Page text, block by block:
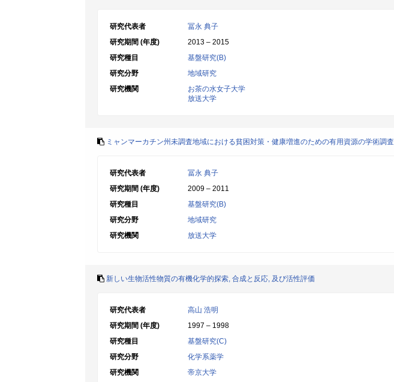
研究代表者
冨永 典子
研究期間 (年度)
2013 – 2015
研究種目
基盤研究(B)
研究分野
地域研究
研究機関
お茶の水女子大学
放送大学
ミャンマーカチン州未調査地域における貧困対策・健康増進のための有用資源の学術調査
研究代表者
冨永 典子
研究期間 (年度)
2009 – 2011
研究種目
基盤研究(B)
研究分野
地域研究
研究機関
放送大学
新しい生物活性物質の有機化学的探索, 合成と反応, 及び活性評価
研究代表者
高山 浩明
研究期間 (年度)
1997 – 1998
研究種目
基盤研究(C)
研究分野
化学系薬学
研究機関
帝京大学